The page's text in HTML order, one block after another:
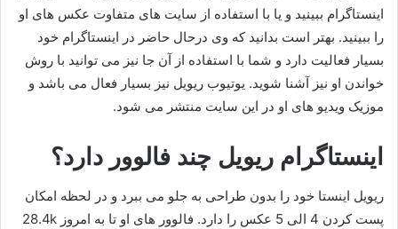
اینستاگرام ببینید و یا با استفاده از سایت های متفاوت عکس های او
را ببینید. بهتر است بدانید که وی درحال حاضر در اینستاگرام خود
بسیار فعالیت دارد و شما با استفاده از آن جا نیز می توانید با روش
خواندن او نیز آشنا شوید. یوتیوب ریویل نیز بسیار فعال می باشد و
موزیک ویدیو های او در این سایت منتشر می شود.
اینستاگرام ریویل چند فالوور دارد؟
ریویل اینستا خود را بدون طراحی به جلو می ببرد و در لحظه امکان
پست کردن 4 الی 5 عکس را دارد. فالوور های او تا به امروز 28.4k